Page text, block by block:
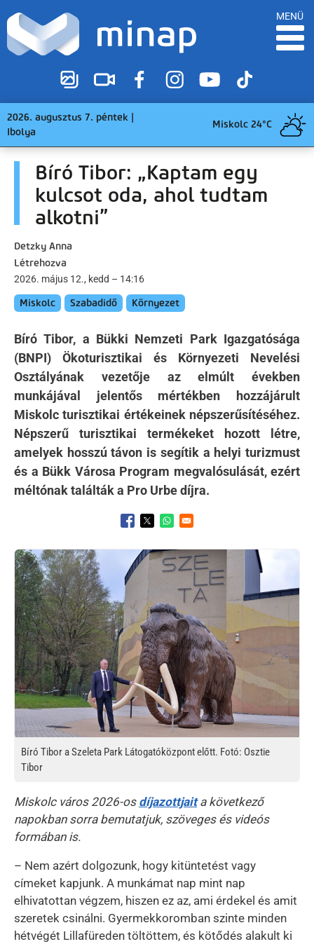
MENÜ
2026. augusztus 7. péntek |
Ibolya
Miskolc 24°C
Bíró Tibor: „Kaptam egy
kulcsot oda, ahol tudtam
alkotni”
Detzky Anna
Létrehozva
2026. május 12., kedd – 14:16
Miskolc Szabadidő Környezet
Bíró Tibor, a Bükki Nemzeti Park Igazgatósága
(BNPI) Ökoturisztikai és Környezeti Nevelési
Osztályának vezetője az elmúlt években
munkájával jelentős mértékben hozzájárult
Miskolc turisztikai értékeinek népszerűsítéséhez.
Népszerű turisztikai termékeket hozott létre,
amelyek hosszú távon is segítik a helyi turizmust
és a Bükk Városa Program megvalósulását, ezért
méltónak találták a Pro Urbe díjra.
Opens in a new window
Opens in a new window
Opens in a new window
Kép
Bíró Tibor a Szeleta Park Látogatóközpont előtt. Fotó: Osztie
Tibor
Miskolc város 2026-os díjazottjaita következő
napokban sorra bemutatjuk, szöveges és videós
formában is.
– Nem azért dolgozunk, hogy kitüntetést vagy
címeket kapjunk. A munkámat nap mint nap
elhivatottan végzem, hiszen ez az, ami érdekel és amit
szeretek csinálni. Gyermekkoromban szinte minden
hétvégét Lillafüreden töltöttem, és kötődés alakult ki